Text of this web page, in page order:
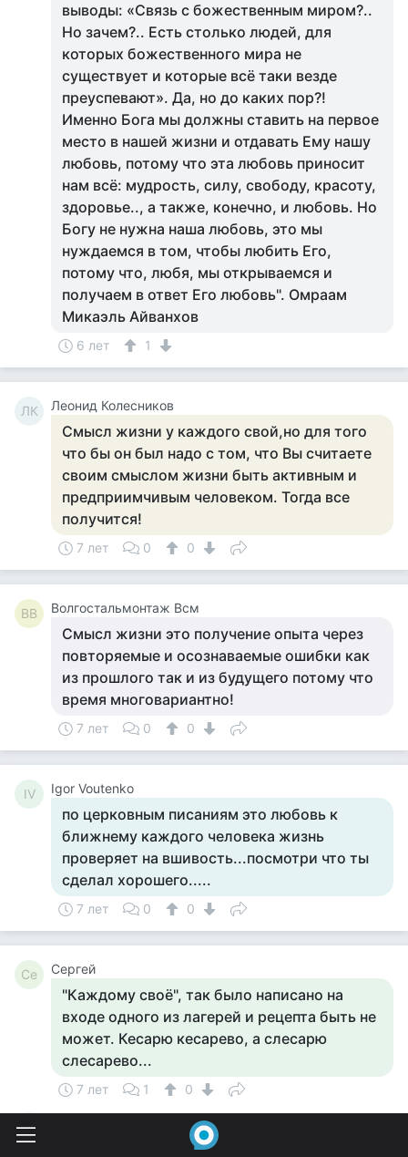
выводы: «Связь с божественным миром?..
Но зачем?.. Есть столько людей, для
которых божественного мира не
существует и которые всё таки везде
преуспевают». Да, но до каких пор?!
Именно Бога мы должны ставить на первое
место в нашей жизни и отдавать Ему нашу
любовь, потому что эта любовь приносит
нам всё: мудрость, силу, свободу, красоту,
здоровье.., а также, конечно, и любовь. Но
Богу не нужна наша любовь, это мы
нуждаемся в том, чтобы любить Его,
потому что, любя, мы открываемся и
получаем в ответ Его любовь". Омраам
Микаэль Айванхов
6 лет 1
ЛК Леонид Колесников
Смысл жизни у каждого свой,но для того
что бы он был надо с том, что Вы считаете
своим смыслом жизни быть активным и
предприимчивым человеком. Тогда все
получится!
7 лет 0 0
ВВ Волгостальмонтаж Всм
Смысл жизни это получение опыта через
повторяемые и осознаваемые ошибки как
из прошлого так и из будущего потому что
время многовариантно!
7 лет 0 0
IV Igor Voutenko
по церковным писаниям это любовь к
ближнему каждого человека жизнь
проверяет на вшивость...посмотри что ты
сделал хорошего.....
7 лет 0 0
Се Сергей
"Каждому своё", так было написано на
входе одного из лагерей и рецепта быть не
может. Кесарю кесарево, а слесарю
слесарево...
7 лет 1 0
СЛ Светина Любовь Серафимовна
на самом деле человек может